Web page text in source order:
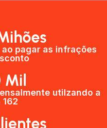
pagar as infrações
Mil
utilzando a
162